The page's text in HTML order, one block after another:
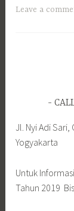
Leave a
Jl. Nyi Adi
Yogyakarta
Untuk
Tahun 2019